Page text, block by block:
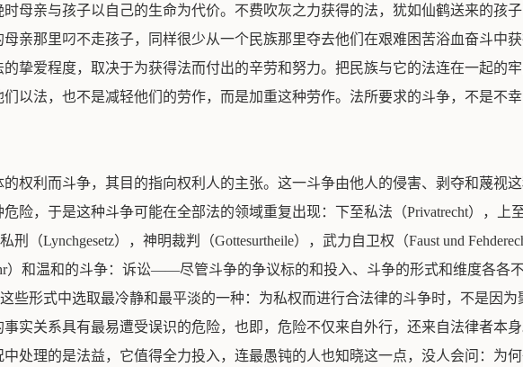
母亲与孩子以自己的生命为代价。不费吹灰之力获得的法，犹如仙鹤送来的孩
亲那里叼不走孩子，同样很少从一个民族那里夺去他们在艰难困苦浴血奋斗中
挚爱程度，取决于为获得法而付出的辛劳和努力。把民族与它的法连在一起的
以法，也不是减轻他们的劳作，而是加重这种劳作。法所要求的斗争，不是不幸
权利而斗争，其目的指向权利人的主张。这一斗争由他人的侵害、剥夺和蔑视
险，于是这种斗争可能在全部法的领域重复出现：下至私法（Privatrecht），上至
（Lynchgesetz），神明裁判（Gottesurtheile），武力自卫权（Faust und
）和温和的斗争：诉讼——尽管斗争的争议标的和投入、斗争的形式和维度各各
些形式中选取最冷静和最平淡的一种：为私权而进行合法律的斗争时，不是因
实关系具有最易遭受误识的危险，也即，危险不仅来自外行，还来自法律者本身
处理的是法益，它值得全力投入，连最愚钝的人也知晓这一点，没人会问：为